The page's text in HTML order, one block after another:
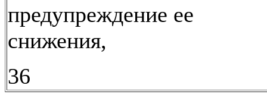
предупреждение ее
снижения,
36